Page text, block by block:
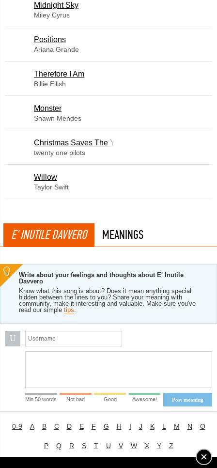
Midnight Sky
Miley Cyrus
​Positions
Ariana Grande
Therefore I Am
Billie Eilish
Monster
Shawn Mendes
Christmas Saves The Year
twenty one pilots
Willow
Taylor Swift
E' INUTILE DAVVERO MEANINGS
Write about your feelings and thoughts about E' Inutile
Davvero
Know what this song is about? Does it mean anything special
hidden between the lines to you? Share your meaning with
community, make it interesting and valuable. Make sure you've
read our simple tips.
U
Post meaning
Min 50 words Not bad Good Awesome!
0-9 A B C D E F G H I J K L M N O
P Q R S T U V W X Y Z